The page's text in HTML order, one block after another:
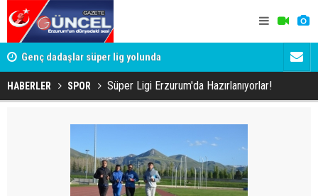
Genç dadaşlar süper lig yolunda 'Bot
HABERLER SPOR Süper Ligi Erzurum'da Hazırlanıyorlar!